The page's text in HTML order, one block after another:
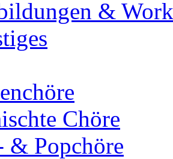
&
Chöre
& Popchöre